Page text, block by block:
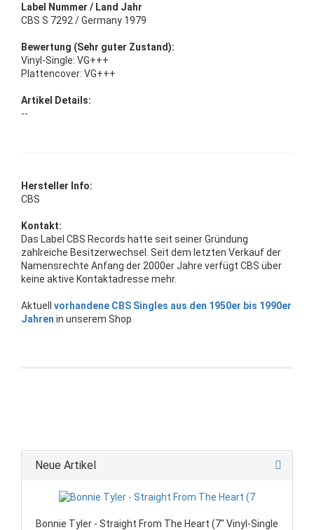
Label Nummer / Land Jahr
CBS S 7292 / Germany 1979
Bewertung (Sehr guter Zustand):
Vinyl-Single: VG+++
Plattencover: VG+++
Artikel Details:
--
Hersteller Info:
CBS
Kontakt:
Das Label CBS Records hatte seit seiner Gründung
zahlreiche Besitzerwechsel. Seit dem letzten Verkauf der
Namensrechte Anfang der 2000er Jahre verfügt CBS über
keine aktive Kontaktadresse mehr.
Aktuell vorhandene CBS Singles aus den 1950er bis 1990er
Jahren in unserem Shop
Neue Artikel
Bonnie Tyler - Straight From The Heart (7" Vinyl-Single